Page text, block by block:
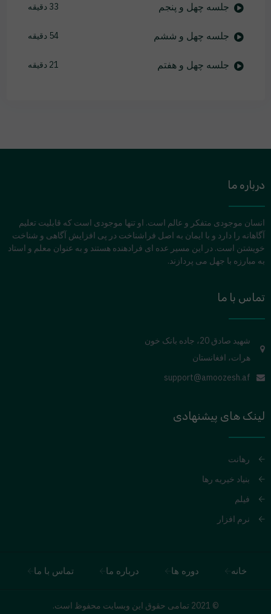
جلسه چهل و پنجم 33 دقیقه
جلسه چهل و ششم 54 دقیقه
جلسه چهل و هفتم 21 دقیقه
درباره ما
انسان موجودی متفکر و عالم است. او تنها موجودی است که قابلیت تعلیم
آگاهانه را دارد و با ایمان به اصل فراشناخت در پی افزایش آگاهی و شناخت
خویشتن است. در این مسیر عده ای فرادهنده هستند و به عنوان معلم و استاد
به مبارزه با جهل می پردازند.
تماس با ما
شهید صادق 20، جاده بانک خون
هرات، افغانستان
support@amoozesh.af
لینک های پیشنهادی
رهانت
بنیاد خیریه رها
فیلم
نرم افزار
خانه دوره ها درباره ما تماس با ما
© 2021 تمامی حقوق این وبسایت محفوظ است.